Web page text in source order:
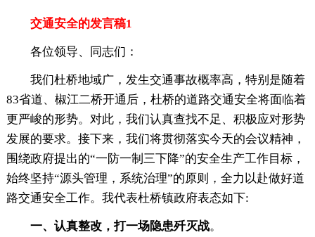
交通安全的发言稿1
各位领导、同志们：
我们杜桥地域广，发生交通事故概率高，特别是随着
83省道、椒江二桥开通后，杜桥的道路交通安全将面临着
更严峻的形势。对此，我们认真查找不足、积极应对形势
发展的要求。接下来，我们将贯彻落实今天的会议精神，
围绕政府提出的“一防一制三下降”的安全生产工作目标，
始终坚持“源头管理，系统治理”的原则，全力以赴做好道
路交通安全工作。我代表杜桥镇政府表态如下:
一、认真整改，打一场隐患歼灭战。